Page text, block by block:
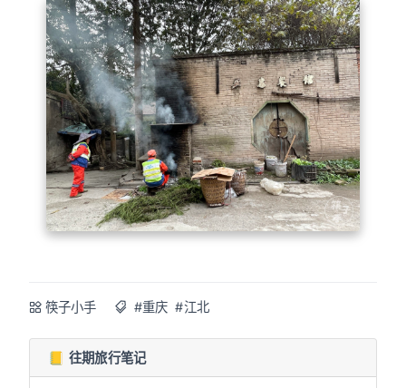
筷子小手 #重庆 #江北
📒 往期旅行笔记